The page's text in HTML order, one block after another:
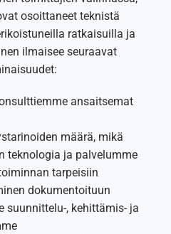
osoittaneet teknistä
ratkaisuilla ja
ilmaisee seuraavat
ansaitsemat
määrä, mikä
teknologia ja palvelumme
tarpeisiin
dokumentoituun
suunnittelu-, kehittämis- ja